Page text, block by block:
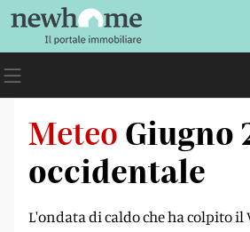
Meteo Giugno
occidentale
L'ondata di caldo che ha colpito